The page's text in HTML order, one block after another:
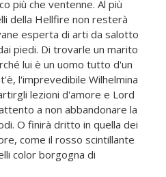
più che ventenne. Al più
della Hellfire non resterà
esperta di arti da salotto
piedi. Di trovarle un marito
lui è un uomo tutto d'un
l'imprevedibile Wilhelmina
lezioni d'amore e Lord
a non abbandonare la
O finirà dritto in quella dei
come il rosso scintillante
color borgogna di